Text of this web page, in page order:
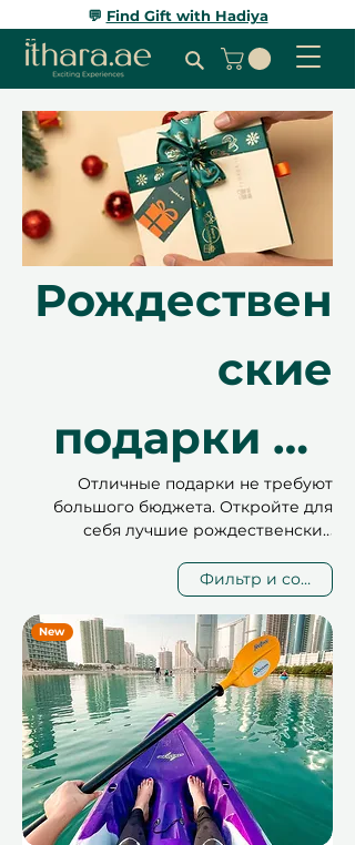
💬 Find Gift with Hadiya
Рождествен
ские
подарки до
250 AED
Отличные подарки не требуют
большого бюджета. Откройте для
себя лучшие рождественские
Даби – от расслабляющих СПА-
проходок до креативных мастер-
классов и гастрономических или
спортивных впечатлений.
Фильтр и
New